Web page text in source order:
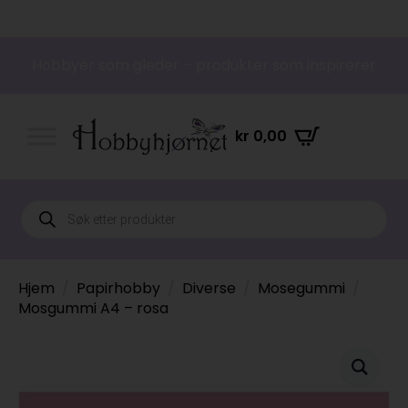
kr 0,00
Products
search
Hjem Papirhobby Diverse
Mosegummi
Mosgummi A4 – rosa